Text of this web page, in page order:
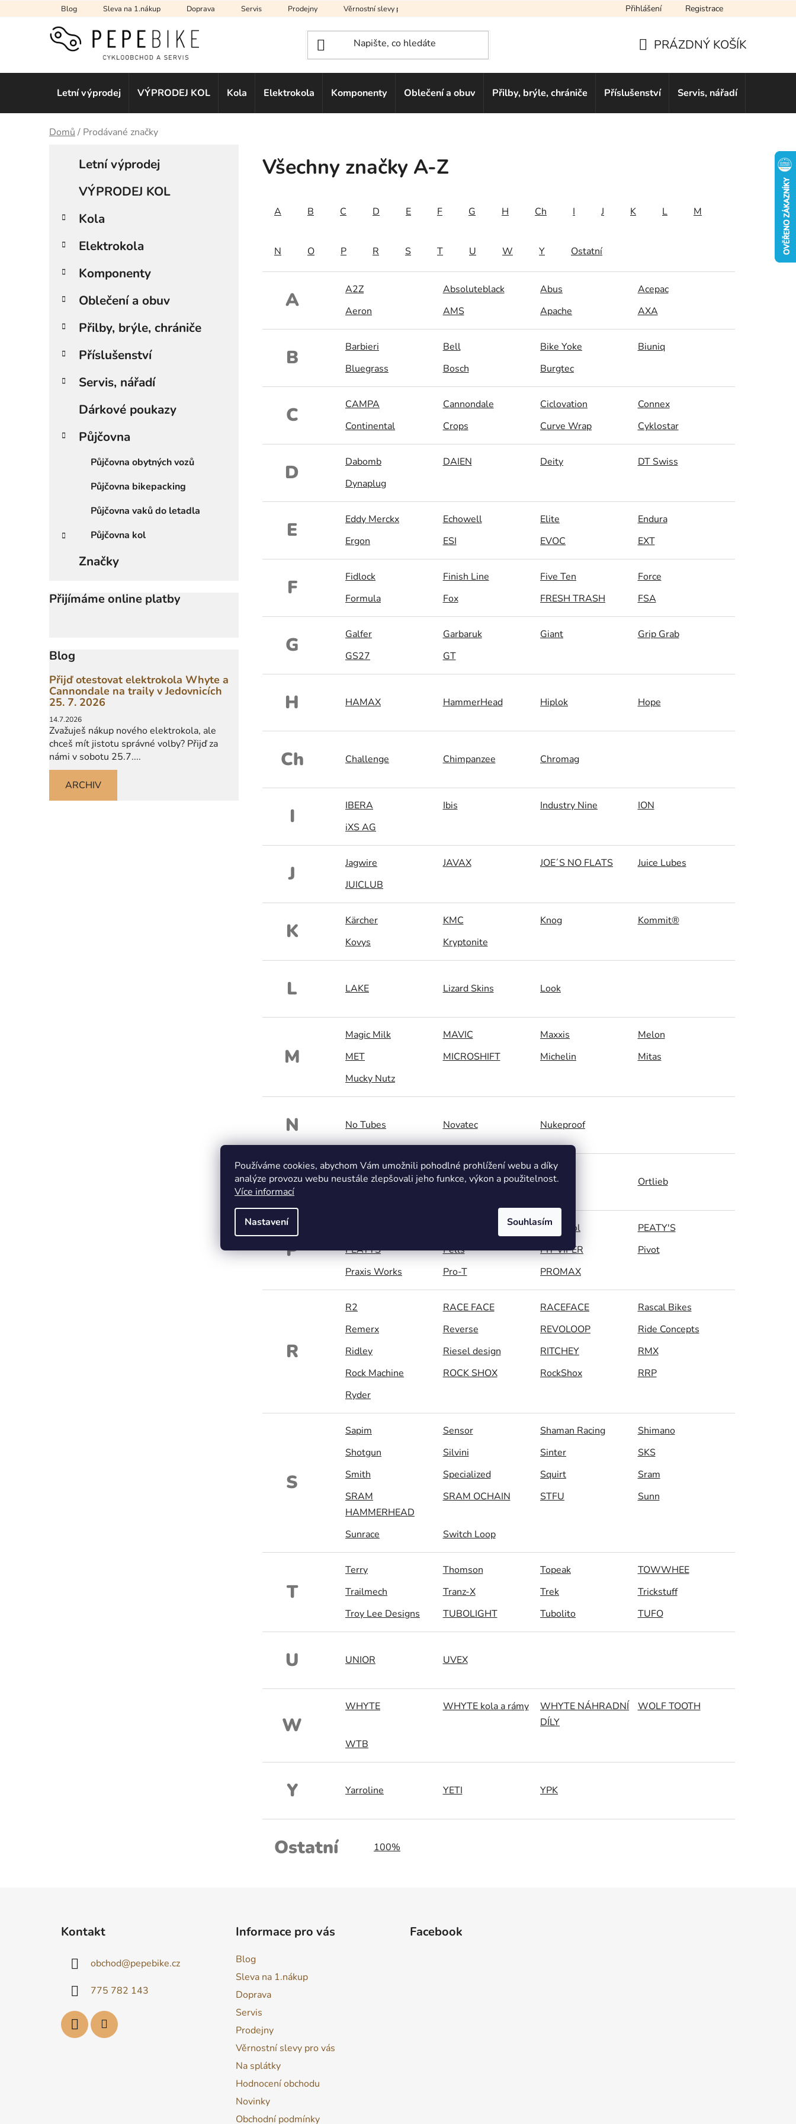
Používáme cookies, abychom Vám umožnili pohodlné prohlížení webu a díky
analýze provozu webu neustále zlepšovali jeho funkce, výkon a použitelnost.
Více informací
Nastavení Souhlasím
na
Blog Sleva na 1.nákup Doprava Servis Prodejny Věrnostní slevy pro vás Obchodní podmínky
Přihlášení Registrace
KOŠÍK
PRÁZDNÝ KOŠÍK
Letní výprodej VÝPRODEJ KOL Kola Elektrokola Komponenty Oblečení a obuv Přilby, brýle, chrániče Příslušenství Servis, nářadí
Domů / Prodávané značky
kategorieLetní výprodej
VÝPRODEJ KOL
Kola
Elektrokola
Komponenty
Oblečení a obuv
Přilby, brýle, chrániče
Příslušenství
Servis, nářadí
Dárkové poukazy
Půjčovna
Půjčovna obytných vozů
Půjčovna bikepacking
Půjčovna vaků do letadla
Půjčovna kol
Značky
Přijímáme online platby
Blog
Přijď otestovat elektrokola Whyte a
Cannondale na traily v Jedovnicích
25. 7. 2026
14.7.2026
Zvažuješ nákup nového elektrokola, ale
chceš mít jistotu správné volby? Přijď za
námi v sobotu 25.7....
ARCHIV
Všechny značky A-Z
A B C D E F G H Ch I J K L M
N O P R S T U W Y Ostatní
A A2Z Absoluteblack Abus
Acepac
Aeron
AMS Apache AXA
B Barbieri Bell Bike Yoke
Biuniq
Bluegrass
Bosch Burgtec
C CAMPA Cannondale Ciclovation
Connex
Continental
Crops Curve Wrap Cyklostar
D Dabomb DAIEN Deity
DT Swiss
Dynaplug
E Eddy Merckx Echowell Elite
Endura
Ergon
ESI EVOC EXT
F Fidlock Finish Line Five Ten
Force
Formula
Fox FRESH TRASH FSA
G Galfer Garbaruk Giant
Grip Grab
GS27
GT
H HAMAX HammerHead Hiplok Hope
Ch Challenge Chimpanzee Chromag
I IBERA Ibis Industry Nine
ION
iXS AG
J Jagwire JAVAX JOE´S NO FLATS
Juice Lubes
JUICLUB
K Kärcher KMC Knog
Kommit®
Kovys
Kryptonite
L LAKE Lizard Skins Look
M
Magic Milk MAVIC Maxxis
Melon
MET
MICROSHIFT Michelin
Mitas
Mucky Nutz
N No Tubes Novatec Nukeproof
O O.K. Bag ODI OneUp Ortlieb
P
Park Tool
PEATY'S
PEATYS
Pells PIT VIPER
Pivot
Praxis Works
Pro-T PROMAX
R
R2 RACE FACE RACEFACE
Rascal Bikes
Remerx
Reverse REVOLOOP
Ride Concepts
Ridley
Riesel design RITCHEY
RMX
Rock Machine
ROCK SHOX RockShox
RRP
Ryder
S
Sapim Sensor Shaman Racing
Shimano
Shotgun
Silvini Sinter
SKS
Smith
Specialized Squirt
Sram
SRAM
HAMMERHEAD
SRAM OCHAIN STFU Sunn
Sunrace Switch Loop
T
Terry Thomson Topeak
TOWWHEE
Trailmech
Tranz-X Trek
Trickstuff
Troy Lee Designs
TUBOLIGHT Tubolito TUFO
U UNIOR UVEX
W
WHYTE WHYTE kola a rámy
WHYTE NÁHRADNÍ
DÍLY
WOLF TOOTH
WTB
Y Yarroline YETI YPK
Ostatní 100%
Kontakt
obchod@pepebike.cz
775 782 143
Informace pro vás
Blog
Sleva na 1.nákup
Doprava
Servis
Prodejny
Věrnostní slevy pro vás
Na splátky
Hodnocení obchodu
Novinky
Obchodní podmínky
Facebook